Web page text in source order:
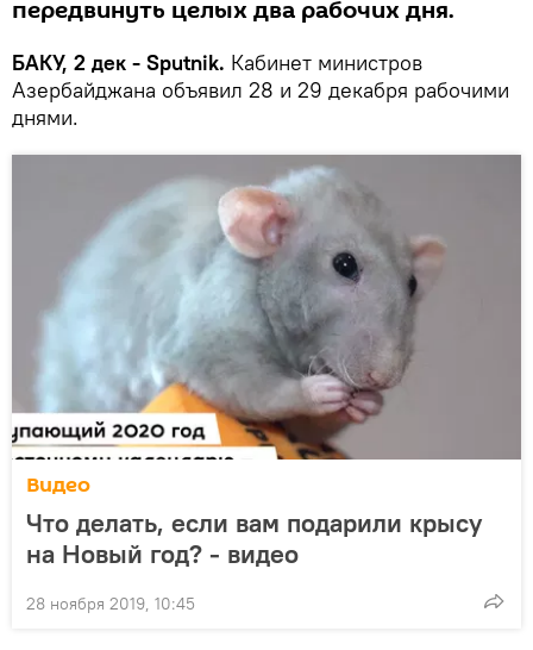
передвинуть целых два рабочих дня.
БАКУ, 2 дек - Sputnik. Кабинет министров
Азербайджана объявил 28 и 29 декабря рабочими
днями.
Видео
Что делать, если вам подарили крысу
на Новый год? - видео
28 ноября 2019, 10:45